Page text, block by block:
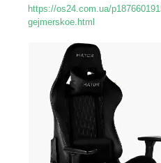
https://os24.com.ua/
gejmerskoe.html